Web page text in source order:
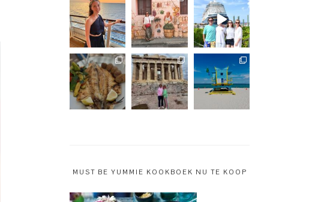
MUST BE YUMMIE KOOKBOEK NU TE KOOP